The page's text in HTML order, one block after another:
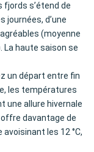
fjords s’étend de
journées, d’une
(moyenne
La haute saison se
un départ entre fin
les températures
une allure hivernale
davantage de
les 12 °C,